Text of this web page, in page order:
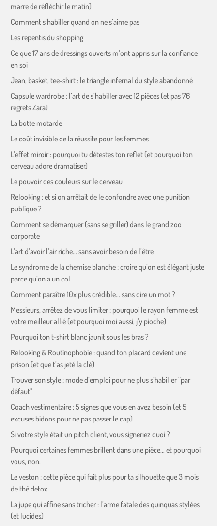
marre de réfléchir le matin)
Comment s’habiller quand on ne s’aime pas
Les repentis du shopping
Ce que 17 ans de dressings ouverts m’ont appris sur la confiance
en soi
Jean, basket, tee-shirt : le triangle infernal du style abandonné
Capsule wardrobe : l’art de s’habiller avec 12 pièces (et pas 76
regrets Zara)
La botte motarde
Le coût invisible de la réussite pour les femmes
L’effet miroir : pourquoi tu détestes ton reflet (et pourquoi ton
cerveau adore dramatiser)
Le pouvoir des couleurs sur le cerveau
Relooking : et si on arrêtait de le confondre avec une punition
publique ?
Comment se démarquer (sans se griller) dans le grand zoo
corporate
L’art d’avoir l’air riche… sans avoir besoin de l’être
Le syndrome de la chemise blanche : croire qu’on est élégant juste
parce qu’on a un col
Comment paraître 10x plus crédible… sans dire un mot ?
Messieurs, arrêtez de vous limiter : pourquoi le rayon femme est
votre meilleur allié (et pourquoi moi aussi, j’y pioche)
Pourquoi ton t-shirt blanc jaunit sous les bras ?
Relooking & Routinophobie : quand ton placard devient une
prison (et que t’as jeté la clé)
Trouver son style : mode d’emploi pour ne plus s’habiller “par
défaut”
Coach vestimentaire : 5 signes que vous en avez besoin (et 5
excuses bidons pour ne pas passer le cap)
Si votre style était un pitch client, vous signeriez quoi ?
Pourquoi certaines femmes brillent dans une pièce… et pourquoi
vous, non.
Le veston : cette pièce qui fait plus pour ta silhouette que 3 mois
de thé detox
La jupe qui affine sans tricher : l’arme fatale des quinquas stylées
(et lucides)